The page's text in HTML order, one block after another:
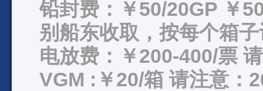
铅封费：￥50/20GP ￥
别船东收取，按每个箱
电放费：￥200-400/票
VGM :￥20/箱 请注意：